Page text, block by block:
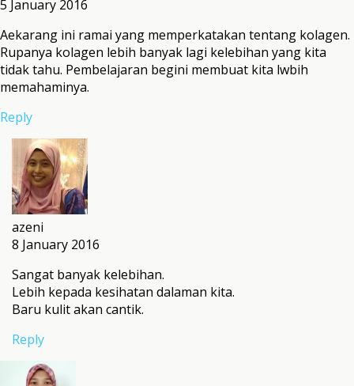
5 January 2016
Aekarang ini ramai yang memperkatakan tentang kolagen.
Rupanya kolagen lebih banyak lagi kelebihan yang kita
tidak tahu. Pembelajaran begini membuat kita lwbih
memahaminya.
Reply
azeni
8 January 2016
Sangat banyak kelebihan.
Lebih kepada kesihatan dalaman kita.
Baru kulit akan cantik.
Reply